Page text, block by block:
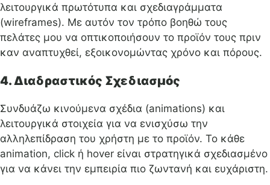
λειτουργικά πρωτότυπα και σχεδιαγράμματα
(wireframes). Με αυτόν τον τρόπο βοηθώ τους
πελάτες μου να οπτικοποιήσουν το προϊόν τους πριν
καν αναπτυχθεί, εξοικονομώντας χρόνο και πόρους.
4. Διαδραστικός Σχεδιασμός
Συνδυάζω κινούμενα σχέδια (animations) και
λειτουργικά στοιχεία για να ενισχύσω την
αλληλεπίδραση του χρήστη με το προϊόν. Το κάθε
animation, click ή hover είναι στρατηγικά σχεδιασμένο
για να κάνει την εμπειρία πιο ζωντανή και ευχάριστη.